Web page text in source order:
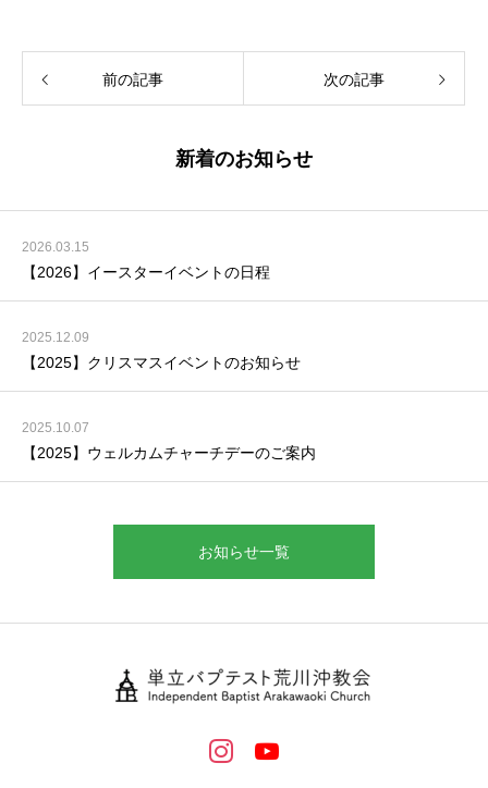
前の記事 次の記事
新着のお知らせ
2026.03.15
【2026】イースターイベントの日程
2025.12.09
【2025】クリスマスイベントのお知らせ
2025.10.07
【2025】ウェルカムチャーチデーのご案内
お知らせ一覧